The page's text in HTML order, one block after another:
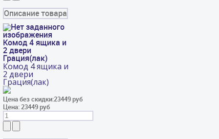
Описание товара
Комод 4 ящика и
2 двери
Грация(лак)
Комод 4 ящика и
2 двери
Грация(лак)
Цена без скидки:23449 руб
Цена: 23449 руб